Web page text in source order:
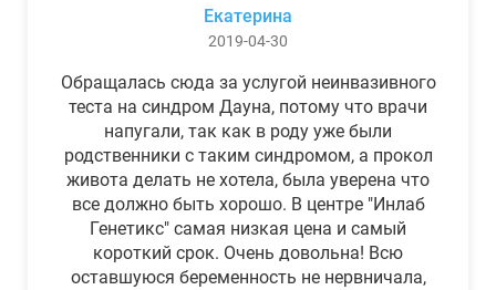
Екатерина
2019-04-30
Обращалась сюда за услугой неинвазивного
теста на синдром Дауна, потому что врачи
напугали, так как в роду уже были
родственники с таким синдромом, а прокол
живота делать не хотела, была уверена что
все должно быть хорошо. В центре "Инлаб
Генетикс" самая низкая цена и самый
короткий срок. Очень довольна! Всю
оставшуюся беременность не нервничала,